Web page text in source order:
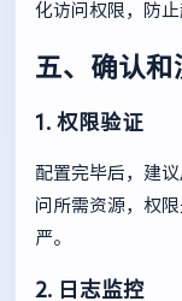
化访问权限，防止
五、确认和
1. 权限验证
配置完毕后，建
问所需资源，权
严。
2. 日志监控